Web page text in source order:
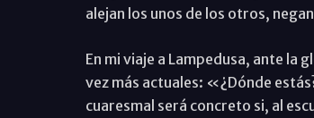
alejan los unos de los otros,
En mi viaje a Lampedusa, ante la
vez más actuales: «¿Dónde
cuaresmal será concreto si, al